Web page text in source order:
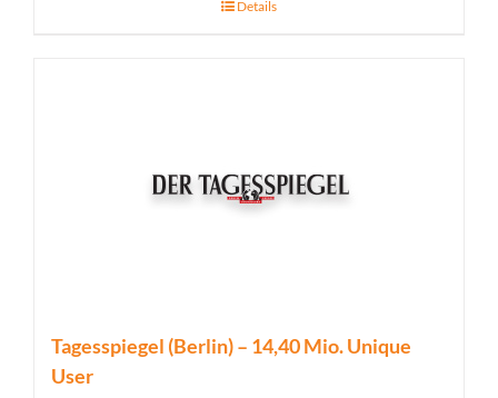
Details
Tagesspiegel (Berlin) – 14,40 Mio. Unique
User